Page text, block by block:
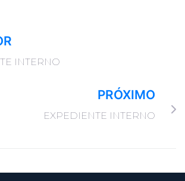
INTERNO
PRÓXIMO
EXPEDIENTE INTERNO